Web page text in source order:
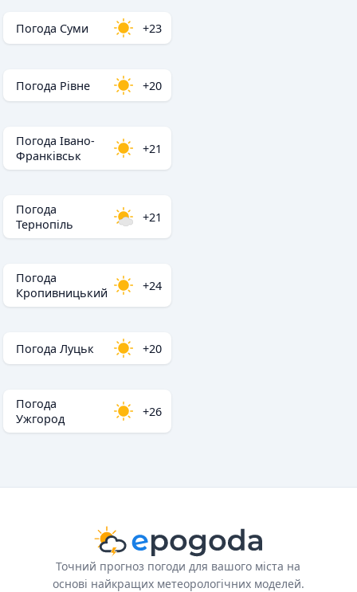
Погода Суми +23
Погода Рівне +20
Погода Івано-
Франківськ
+21
Погода
Тернопіль
+21
Погода
Кропивницький
+24
Погода Луцьк +20
Погода
Ужгород
+26
Точний прогноз погоди для вашого міста на
основі найкращих метеорологічних моделей.